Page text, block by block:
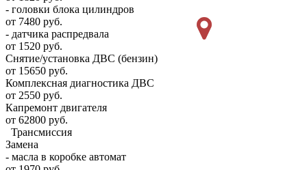
- головки блока цилиндров
от 7480 руб.
- датчика распредвала
от 1520 руб.
Снятие/установка ДВС (бензин)
от 15650 руб.
Комплексная диагностика ДВС
от 2550 руб.
Капремонт двигателя
от 62800 руб.
Трансмиссия
Замена
- масла в коробке автомат